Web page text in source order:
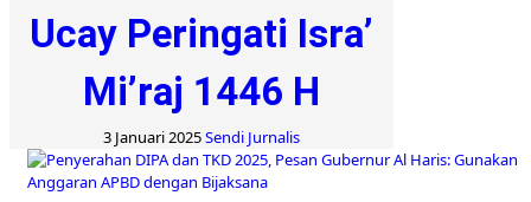
Ucay Peringati Isra’
Mi’raj 1446 H
3 Januari 2025Sendi Jurnalis